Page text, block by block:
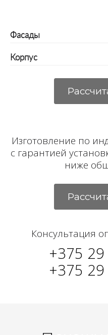
Фасады
Корпус
Изготовление по
с гарантией
ниже
Консультация
+375
+375